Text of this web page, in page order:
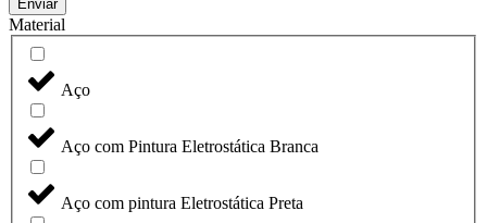
Enviar
Material
Aço
Aço com Pintura Eletrostática Branca
Aço com pintura Eletrostática Preta